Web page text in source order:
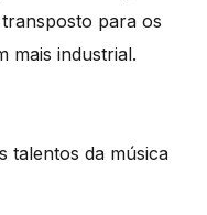
para os
mais industrial.
talentos da música